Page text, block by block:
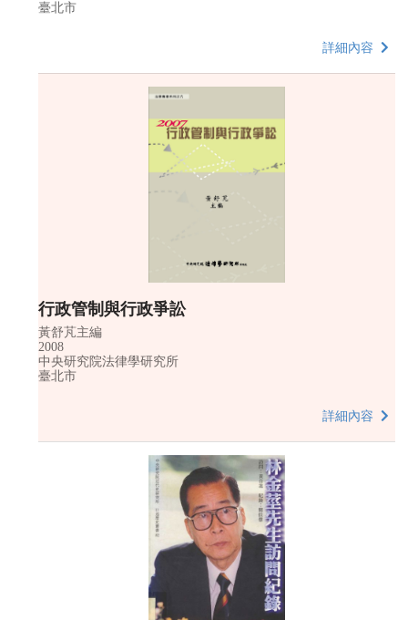
臺北市
詳細內容
行政管制與行政爭訟
黃舒芃主編
2008
中央研究院法律學研究所
臺北市
詳細內容